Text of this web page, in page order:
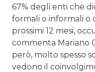
67% degli enti che
formali o informali
prossimi 12 mesi,
commenta Mariano
però, molto spesso
vedono il